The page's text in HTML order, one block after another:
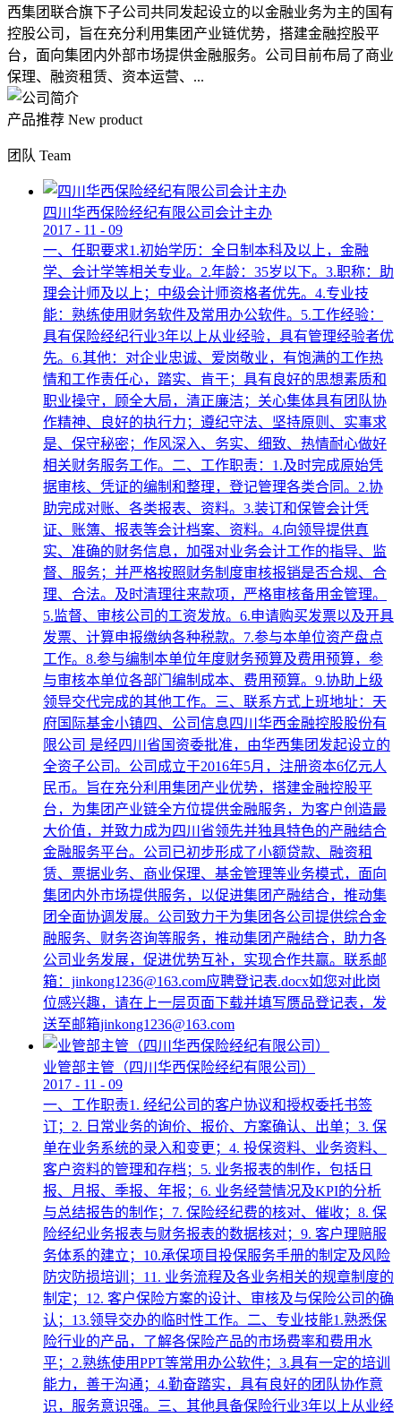
西集团联合旗下子公司共同发起设立的以金融业务为主的国有
控股公司，旨在充分利用集团产业链优势，搭建金融控股平
台，面向集团内外部市场提供金融服务。公司目前布局了商业
保理、融资租赁、资本运营、...
产品推荐 New product
团队 Team
四川华西保险经纪有限公司会计主办
2017 - 11 - 09
一、任职要求1.初始学历：全日制本科及以上，金融
学、会计学等相关专业。2.年龄：35岁以下。3.职称：助
理会计师及以上；中级会计师资格者优先。4.专业技
能：熟练使用财务软件及常用办公软件。5.工作经验：
具有保险经纪行业3年以上从业经验，具有管理经验者优
先。6.其他：对企业忠诚、爱岗敬业，有饱满的工作热
情和工作责任心，踏实、肯干；具有良好的思想素质和
职业操守，顾全大局，清正廉洁；关心集体具有团队协
作精神、良好的执行力；遵纪守法、坚持原则、实事求
是、保守秘密；作风深入、务实、细致、热情耐心做好
相关财务服务工作。二、工作职责：1.及时完成原始凭
据审核、凭证的编制和整理，登记管理各类合同。2.协
助完成对账、各类报表、资料。3.装订和保管会计凭
证、账簿、报表等会计档案、资料。4.向领导提供真
实、准确的财务信息，加强对业务会计工作的指导、监
督、服务；并严格按照财务制度审核报销是否合规、合
理、合法。及时清理往来款项，严格审核备用金管理。
5.监督、审核公司的工资发放。6.申请购买发票以及开具
发票、计算申报缴纳各种税款。7.参与本单位资产盘点
工作。8.参与编制本单位年度财务预算及费用预算，参
与审核本单位各部门编制成本、费用预算。9.协助上级
领导交代完成的其他工作。三、联系方式上班地址：天
府国际基金小镇四、公司信息四川华西金融控股股份有
限公司 是经四川省国资委批准，由华西集团发起设立的
全资子公司。公司成立于2016年5月，注册资本6亿元人
民币。旨在充分利用集团产业优势，搭建金融控股平
台，为集团产业链全方位提供金融服务，为客户创造最
大价值，并致力成为四川省领先并独具特色的产融结合
金融服务平台。公司已初步形成了小额贷款、融资租
赁、票据业务、商业保理、基金管理等业务模式，面向
集团内外市场提供服务，以促进集团产融结合，推动集
团全面协调发展。公司致力于为集团各公司提供综合金
融服务、财务咨询等服务，推动集团产融结合，助力各
公司业务发展，促进优势互补，实现合作共赢。联系邮
箱：jinkong1236@163.com应聘登记表.docx如您对此岗
位感兴趣，请在上一层页面下载并填写赝品登记表，发
送至邮箱jinkong1236@163.com
业管部主管（四川华西保险经纪有限公司）
2017 - 11 - 09
一、工作职责1. 经纪公司的客户协议和授权委托书签
订；2. 日常业务的询价、报价、方案确认、出单；3. 保
单在业务系统的录入和变更；4. 投保资料、业务资料、
客户资料的管理和存档；5. 业务报表的制作，包括日
报、月报、季报、年报；6. 业务经营情况及KPI的分析
与总结报告的制作；7. 保险经纪费的核对、催收；8. 保
险经纪业务报表与财务报表的数据核对；9. 客户理赔服
务体系的建立；10.承保项目投保服务手册的制定及风险
防灾防损培训；11. 业务流程及各业务相关的规章制度的
制定；12. 客户保险方案的设计、审核及与保险公司的确
认；13.领导交办的临时性工作。二、专业技能1.熟悉保
险行业的产品，了解各保险产品的市场费率和费用水
平；2.熟练使用PPT等常用办公软件；3.具有一定的培训
能力，善于沟通；4.勤奋踏实，具有良好的团队协作意
识，服务意识强。三、其他具备保险行业3年以上从业经